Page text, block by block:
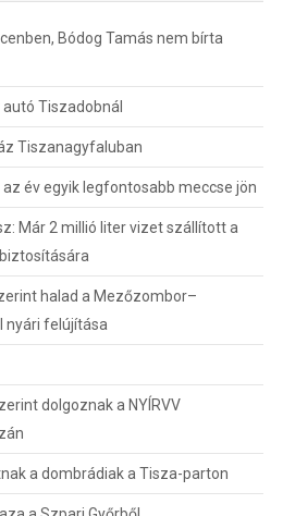
Bódog Tamás nem bírta
Tiszadobnál
Tiszanagyfaluban
év egyik legfontosabb meccse jön
Már 2 millió liter vizet szállított a
halad a Mezőzombor–
nyári felújítása
dolgoznak a NYÍRVV
a dombrádiak a Tisza-parton